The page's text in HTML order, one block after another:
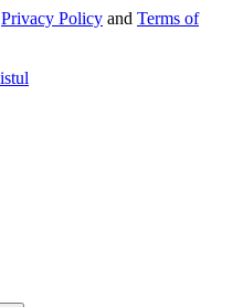
Privacy Policy and Terms of